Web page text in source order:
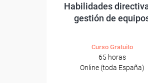
Habilidades
gestión de
Curso Gratuito
65 horas
Online (toda España)